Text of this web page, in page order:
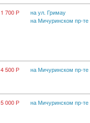
1 700 Р
на ул. Гримау
на Мичуринском пр-те
4 500 Р на Мичуринском пр-те
5 000 Р на Мичуринском пр-те